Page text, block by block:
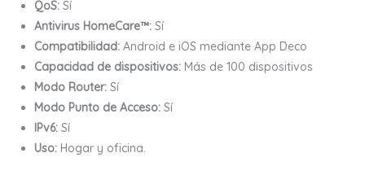
QoS: Sí
Antivirus HomeCare™: Sí
Compatibilidad: Android e iOS mediante App Deco
Capacidad de dispositivos: Más de 100 dispositivos
Modo Router: Sí
Modo Punto de Acceso: Sí
IPv6: Sí
Uso: Hogar y oficina.